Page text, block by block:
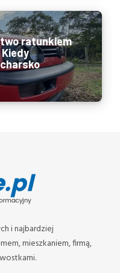
ratunkiem
i najbardziej
mieszkaniem, firmą,